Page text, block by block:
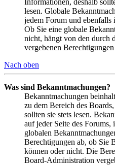
lesen. Globale
jedem Forum und
Ob Sie eine globale
nicht, hängt von den durch
vergebenen Berechtigungen
Nach oben
Was sind Bekanntmachungen?
Bekanntmachungen
zu dem Bereich des
sollten sie stets lesen.
auf jeder Seite des
globalen
Berechtigungen ab, ob Sie
können oder nicht. Die
Board-Administration